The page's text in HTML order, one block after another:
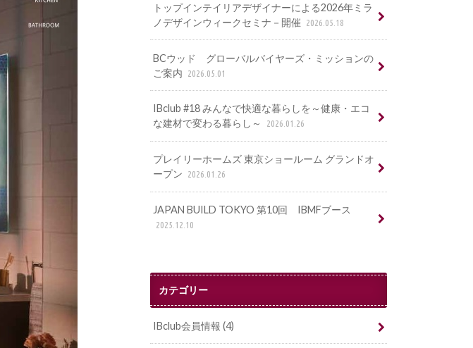
トップインテイリアデザイナーによる2026年ミラ
ノデザインウィークセミナ－開催
2026.05.18
BCウッド グローバルバイヤーズ・ミッションの
ご案内
2026.05.01
IBclub #18 みんなで快適な暮らしを～健康・エコ
な建材で変わる暮らし～
2026.01.26
プレイリーホームズ 東京ショールーム グランドオ
ープン
2026.01.26
JAPAN BUILD TOKYO 第10回 IBMFブース
2025.12.10
カテゴリー
IBclub会員情報(4)